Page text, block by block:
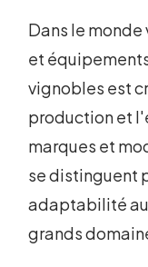
Dans le
et
vignobles est
production et
marques et
se distinguent
adaptabilité
grands